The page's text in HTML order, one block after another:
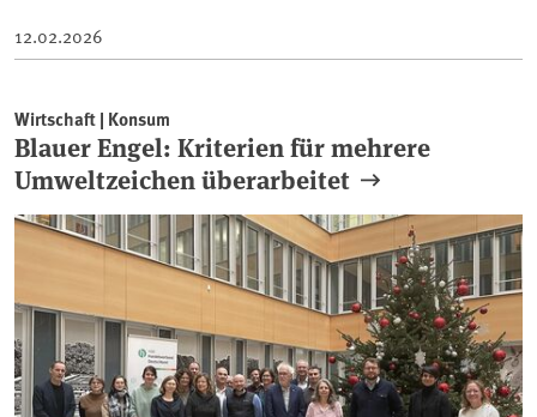
12.02.2026
Wirtschaft | Konsum
Blauer Engel: Kriterien für mehrere
Umweltzeichen überarbeitet